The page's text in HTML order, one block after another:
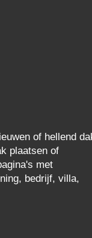
of hellend
plaatsen of
met
bedrijf, villa,